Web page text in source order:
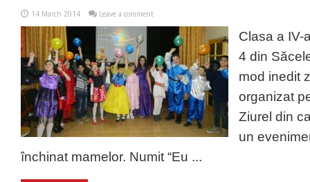
14 March 2014 Leave a comment
Clasa a IV-
4 din
mod inedit
organizat
Ziurel din
un
închinat mamelor. Numit “Eu ...